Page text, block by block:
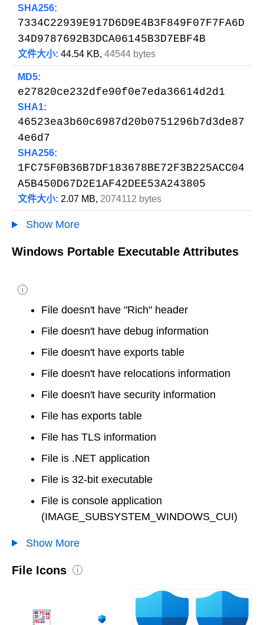
SHA256:
7334C22939E917D6D9E4B3F849F07F7FA6D
34D9787692B3DCA06145B3D7EBF4B
文件大小: 44.54 KB, 44544 bytes
MD5:
e27820ce232dfe90f0e7eda36614d2d1
SHA1:
46523ea3b60c6987d20b0751296b7d3de87
4e6d7
SHA256:
1FC75F0B36B7DF183678BE72F3B225ACC04
A5B450D67D2E1AF42DEE53A243805
文件大小: 2.07 MB, 2074112 bytes
Show More
Windows Portable Executable Attributes
i
File doesn't have "Rich" header
File doesn't have debug information
File doesn't have exports table
File doesn't have relocations information
File doesn't have security information
File has exports table
File has TLS information
File is .NET application
File is 32-bit executable
File is console application
(IMAGE_SUBSYSTEM_WINDOWS_CUI)
Show More
File Icons i